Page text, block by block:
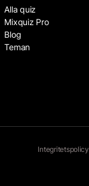
Alla quiz
Mixquiz Pro
Blog
Teman
Integritetspolicy